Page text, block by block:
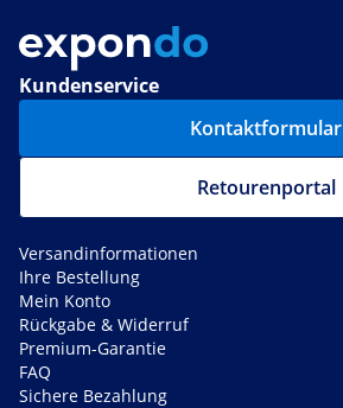
Kundenservice
Kontaktformular
Retourenportal
Versandinformationen
Ihre Bestellung
Mein Konto
Rückgabe & Widerruf
Premium-Garantie
FAQ
Sichere Bezahlung